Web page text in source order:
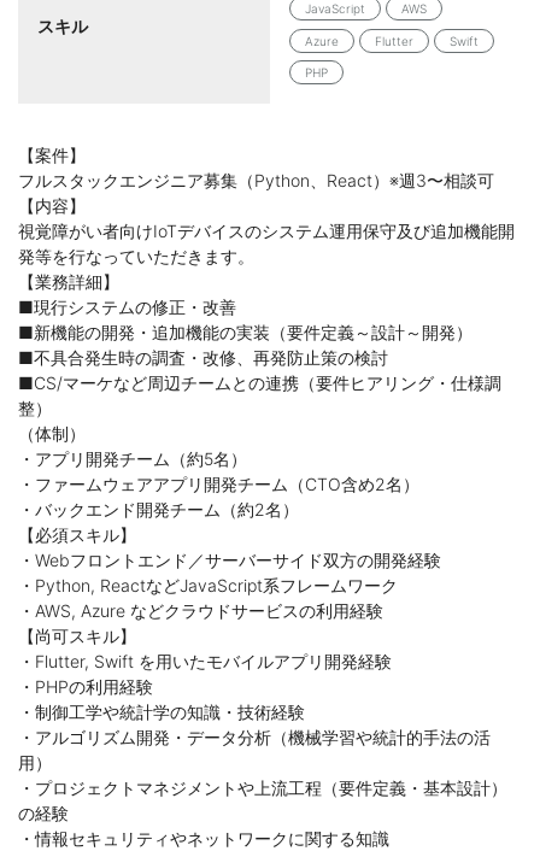
スキル
JavaScript AWS
Azure Flutter Swift
PHP
【案件】
フルスタックエンジニア募集（Python、React）※週3〜相談可
【内容】
視覚障がい者向けIoTデバイスのシステム運用保守及び追加機能開
発等を行なっていただきます。
【業務詳細】
■現行システムの修正・改善
■新機能の開発・追加機能の実装（要件定義～設計～開発）
■不具合発生時の調査・改修、再発防止策の検討
■CS/マーケなど周辺チームとの連携（要件ヒアリング・仕様調
整）
（体制）
・アプリ開発チーム（約5名）
・ファームウェアアプリ開発チーム（CTO含め2名）
・バックエンド開発チーム（約2名）
【必須スキル】
・Webフロントエンド／サーバーサイド双方の開発経験
・Python, ReactなどJavaScript系フレームワーク
・AWS, Azure などクラウドサービスの利用経験
【尚可スキル】
・Flutter, Swift を用いたモバイルアプリ開発経験
・PHPの利用経験
・制御工学や統計学の知識・技術経験
・アルゴリズム開発・データ分析（機械学習や統計的手法の活
用）
・プロジェクトマネジメントや上流工程（要件定義・基本設計）
の経験
・情報セキュリティやネットワークに関する知識